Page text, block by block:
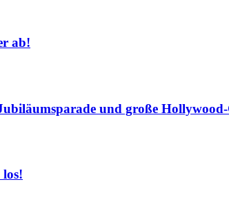
ab!
und große Hollywood-